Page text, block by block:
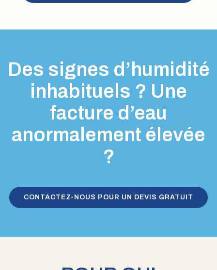
Des signes d’humidité
inhabituels ? Une
facture d’eau
anormalement élevée
?
CONTACTEZ-NOUS POUR UN DEVIS GRATUIT